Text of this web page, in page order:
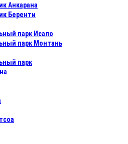
Анкарана
Беренти
парк Исало
парк Монтань
парк